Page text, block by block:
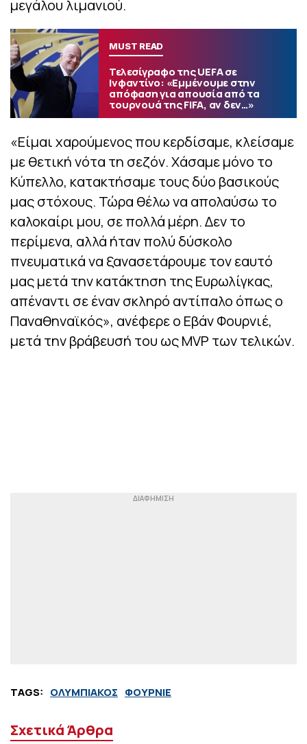
μεγάλου λιμανιού.
MUST READ
Τελεσίγραφο της UEFA σε
Ινφαντίνο: «Εμμένουμε στην
απόφαση για απουσία από τα
τουρνουά της FIFA, αν δεν…»
«Είμαι χαρούμενος που κερδίσαμε, κλείσαμε
με θετική νότα τη σεζόν. Χάσαμε μόνο το
Κύπελλο, κατακτήσαμε τους δύο βασικούς
μας στόχους. Τώρα θέλω να απολαύσω το
καλοκαίρι μου, σε πολλά μέρη. Δεν το
περίμενα, αλλά ήταν πολύ δύσκολο
πνευματικά να ξανασετάρουμε τον εαυτό
μας μετά την κατάκτηση της Ευρωλίγκας,
απέναντι σε έναν σκληρό αντίπαλο όπως ο
Παναθηναϊκός», ανέφερε ο Εβάν Φουρνιέ,
μετά την βράβευσή του ως MVP των τελικών.
TAGS: ΟΛΥΜΠΙΑΚΟΣ ΦΟΥΡΝΙΕ
Σχετικά Άρθρα